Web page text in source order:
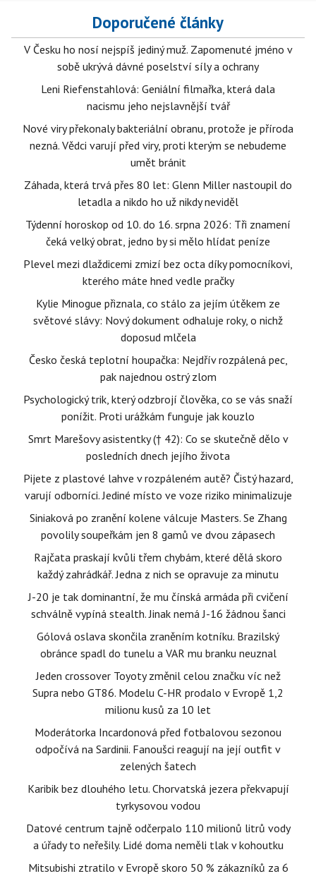
Doporučené články
V Česku ho nosí nejspíš jediný muž. Zapomenuté jméno v
sobě ukrývá dávné poselství síly a ochrany
Leni Riefenstahlová: Geniální filmařka, která dala
nacismu jeho nejslavnější tvář
Nové viry překonaly bakteriální obranu, protože je příroda
nezná. Vědci varují před viry, proti kterým se nebudeme
umět bránit
Záhada, která trvá přes 80 let: Glenn Miller nastoupil do
letadla a nikdo ho už nikdy neviděl
Týdenní horoskop od 10. do 16. srpna 2026: Tři znamení
čeká velký obrat, jedno by si mělo hlídat peníze
Plevel mezi dlaždicemi zmizí bez octa díky pomocníkovi,
kterého máte hned vedle pračky
Kylie Minogue přiznala, co stálo za jejím útěkem ze
světové slávy: Nový dokument odhaluje roky, o nichž
doposud mlčela
Česko česká teplotní houpačka: Nejdřív rozpálená pec,
pak najednou ostrý zlom
Psychologický trik, který odzbrojí člověka, co se vás snaží
ponížit. Proti urážkám funguje jak kouzlo
Smrt Marešovy asistentky († 42): Co se skutečně dělo v
posledních dnech jejího života
Pijete z plastové lahve v rozpáleném autě? Čistý hazard,
varují odborníci. Jediné místo ve voze riziko minimalizuje
Siniaková po zranění kolene válcuje Masters. Se Zhang
povolily soupeřkám jen 8 gamů ve dvou zápasech
Rajčata praskají kvůli třem chybám, které dělá skoro
každý zahrádkář. Jedna z nich se opravuje za minutu
J-20 je tak dominantní, že mu čínská armáda při cvičení
schválně vypíná stealth. Jinak nemá J-16 žádnou šanci
Gólová oslava skončila zraněním kotníku. Brazilský
obránce spadl do tunelu a VAR mu branku neuznal
Jeden crossover Toyoty změnil celou značku víc než
Supra nebo GT86. Modelu C-HR prodalo v Evropě 1,2
milionu kusů za 10 let
Moderátorka Incardonová před fotbalovou sezonou
odpočívá na Sardinii. Fanoušci reagují na její outfit v
zelených šatech
Karibik bez dlouhého letu. Chorvatská jezera překvapují
tyrkysovou vodou
Datové centrum tajně odčerpalo 110 milionů litrů vody
a úřady to neřešily. Lidé doma neměli tlak v kohoutku
Mitsubishi ztratilo v Evropě skoro 50 % zákazníků za 6